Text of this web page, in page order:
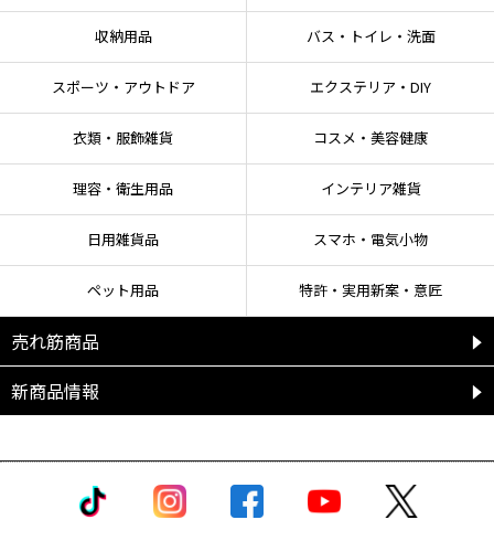
●飲み込んだ場合は吐かせず、口をよくすすぎ、水を飲む。
●皮膚に付いた場合は、水と石けんで十分に洗い流す。
収納用品 バス・トイレ・洗面
スポーツ・アウトドア エクステリア・DIY
衣類・服飾雑貨 コスメ・美容健康
理容・衛生用品 インテリア雑貨
日用雑貨品 スマホ・電気小物
ペット用品 特許・実用新案・意匠
売れ筋商品
新商品情報